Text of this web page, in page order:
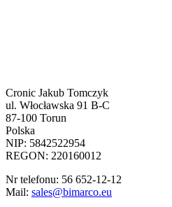
Cronic Jakub Tomczyk
ul. Włocławska 91 B-C
87-100 Torun
Polska
NIP: 5842522954
REGON: 220160012
Nr telefonu: 56 652-12-12
Mail: sales@bimarco.eu